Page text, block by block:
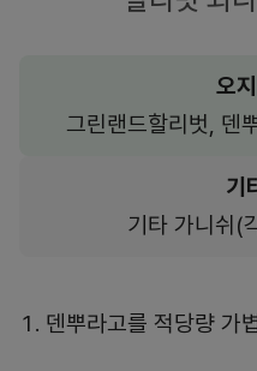
오
그린랜드할리벗, 덴
기
기타 가니쉬(
덴뿌라고를 적당량 가